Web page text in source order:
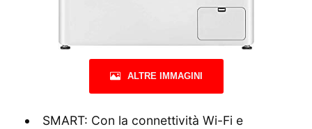
ALTRE IMMAGINI
SMART: Con la connettività Wi-Fi e